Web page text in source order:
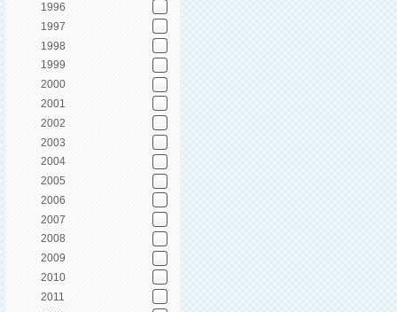
1996
1997
1998
1999
2000
2001
2002
2003
2004
2005
2006
2007
2008
2009
2010
2011